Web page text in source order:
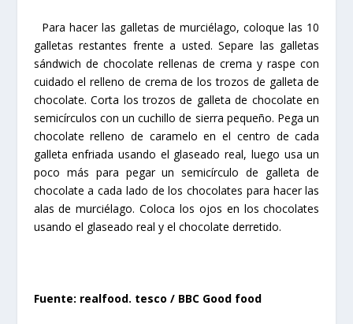
Para hacer las galletas de murciélago, coloque las 10
galletas restantes frente a usted. Separe las galletas
sándwich de chocolate rellenas de crema y raspe con
cuidado el relleno de crema de los trozos de galleta de
chocolate. Corta los trozos de galleta de chocolate en
semicírculos con un cuchillo de sierra pequeño. Pega un
chocolate relleno de caramelo en el centro de cada
galleta enfriada usando el glaseado real, luego usa un
poco más para pegar un semicírculo de galleta de
chocolate a cada lado de los chocolates para hacer las
alas de murciélago. Coloca los ojos en los chocolates
usando el glaseado real y el chocolate derretido.
Fuente: realfood. tesco / BBC Good food